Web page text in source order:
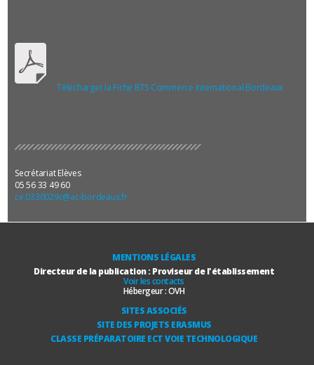
Télécharger la Fiche BTS Commerce International Bordeaux
Secrétariat Elèves
05 56 33 49 60
ce.0330029c@ac-bordeaux.fr
MENTIONS LÉGALES
Directeur de la publication : Proviseur de l'établissement
Voir les contacts
Hébergeur :OVH
SITES ASSOCIÉS
SITE DES PROJETS ERASMUS
CLASSE PRÉPARATOIRE ECT VOIE TECHNOLOGIQUE